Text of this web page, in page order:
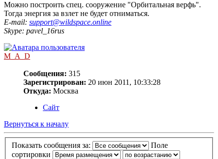
Можно построить спец. сооружение "Орбитальная верфь".
Тогда энергия за взлет не будет отниматься.
E-mail: support@wildspace.online
Skype: pavel_16rus
M_A_D
Сообщения: 315
Зарегистрирован: 20 июн 2011, 10:33:28
Откуда: Москва
Сайт
Вернуться к началу
Показать сообщения за:
Поле
сортировки